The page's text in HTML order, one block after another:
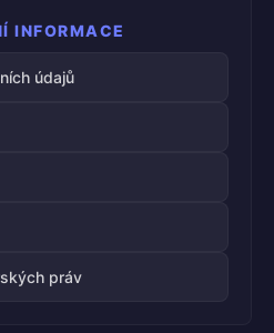
INFORMACE
údajů
práv